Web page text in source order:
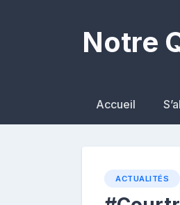
Notre
Accueil
ACTUALITÉS